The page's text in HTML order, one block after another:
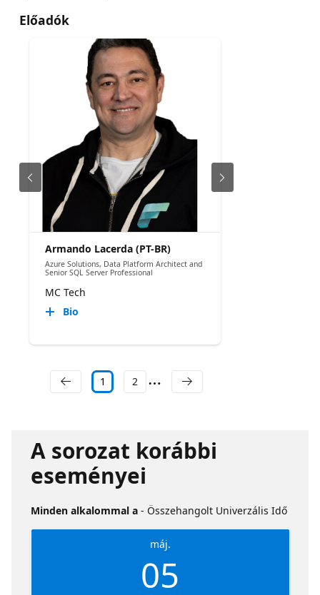
Előadók
Armando Lacerda (PT-BR)
Azure Solutions, Data Platform Architect and
Senior SQL Server Professional
MC Tech
Bio
1 2
A sorozat korábbi
eseményei
Minden alkalommal a - Összehangolt Univerzális Idő
máj.
05